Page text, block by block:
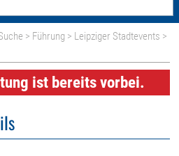
> Führung > Leipziger Stadtevents >
ist bereits vorbei.